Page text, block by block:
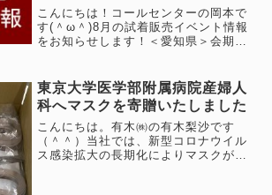
こんにちは！コールセンターの岡本で
す(＾ω＾)8月の試着販売イベント情報
をお知らせします！＜愛知県＞会期：
（ジェイアール名古屋タカシマヤ内）
〒450-6003 ...
東京大学医学部附属病院産婦人
科へマスクを寄贈いたしました
こんにちは。有木㈱の有木梨沙です
（＾＾）当社では、新型コロナウイル
ス感染拡大の⾧期化によりマスクが生